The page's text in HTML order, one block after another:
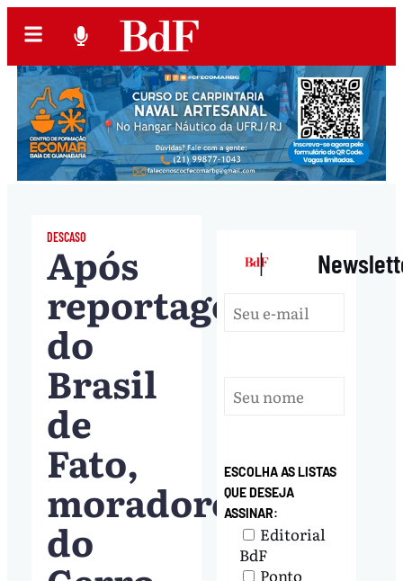
DESCASO
Após
reportagem
do
Brasil
de
Fato,
moradores
do
|
ESCOLHA AS LISTAS
QUE DESEJA
ASSINAR:
Editorial
BdF
Ponto